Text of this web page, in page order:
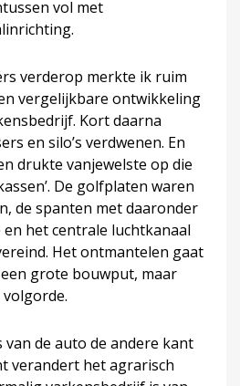
vol met
verderop merkte ik ruim
vergelijkbare ontwikkeling
Kort daarna
en silo’s verdwenen. En
drukte vanjewelste op die
De golfplaten waren
de spanten met daaronder
het centrale luchtkanaal
Het ontmantelen gaat
grote bouwput, maar
van de auto de andere kant
verandert het agrarisch